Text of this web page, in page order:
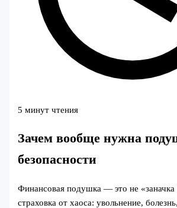
5 минут чтения
Зачем вообще нужна
безопасности
Финансовая подушка — это не «заначка
страховка от хаоса: увольнение,